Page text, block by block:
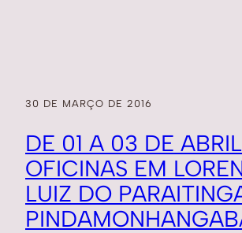
30 DE MARÇO DE 2016
DE 01 A 03 DE
OFICINAS EM
LUIZ DO